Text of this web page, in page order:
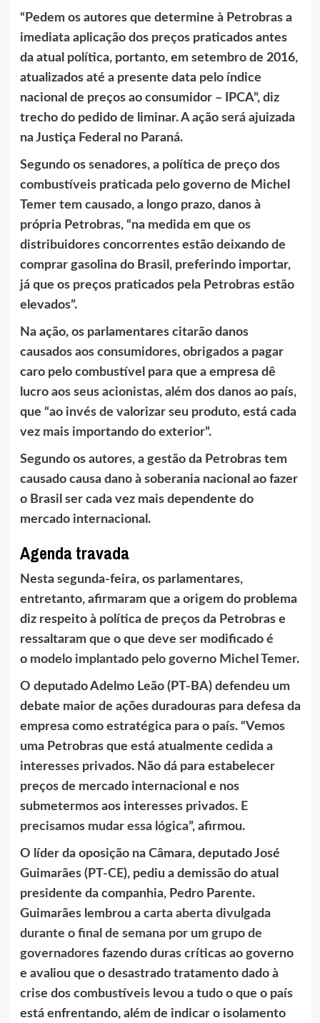
“Pedem os autores que determine à Petrobras a
imediata aplicação dos preços praticados antes
da atual política, portanto, em setembro de 2016,
atualizados até a presente data pelo índice
nacional de preços ao consumidor – IPCA”, diz
trecho do pedido de liminar. A ação será ajuizada
na Justiça Federal no Paraná.
Segundo os senadores, a política de preço dos
combustíveis praticada pelo governo de Michel
Temer tem causado, a longo prazo, danos à
própria Petrobras, “na medida em que os
distribuidores concorrentes estão deixando de
comprar gasolina do Brasil, preferindo importar,
já que os preços praticados pela Petrobras estão
elevados”.
Na ação, os parlamentares citarão danos
causados aos consumidores, obrigados a pagar
caro pelo combustível para que a empresa dê
lucro aos seus acionistas, além dos danos ao país,
que “ao invés de valorizar seu produto, está cada
vez mais importando do exterior”.
Segundo os autores, a gestão da Petrobras tem
causado causa dano à soberania nacional ao fazer
o Brasil ser cada vez mais dependente do
mercado internacional.
Agenda travada
Nesta segunda-feira, os parlamentares,
entretanto, afirmaram que a origem do problema
diz respeito à política de preços da Petrobras e
ressaltaram que o que deve ser modificado é
o modelo implantado pelo governo Michel Temer.
O deputado Adelmo Leão (PT-BA) defendeu um
debate maior de ações duradouras para defesa da
empresa como estratégica para o país. “Vemos
uma Petrobras que está atualmente cedida a
interesses privados. Não dá para estabelecer
preços de mercado internacional e nos
submetermos aos interesses privados. E
precisamos mudar essa lógica”, afirmou.
O líder da oposição na Câmara, deputado José
Guimarães (PT-CE), pediu a demissão do atual
presidente da companhia, Pedro Parente.
Guimarães lembrou a carta aberta divulgada
durante o final de semana por um grupo de
governadoresfazendo duras críticas ao governo
e avaliou que o desastrado tratamento dado à
crise dos combustíveis levou a tudo o que o país
está enfrentando, além de indicar o isolamento